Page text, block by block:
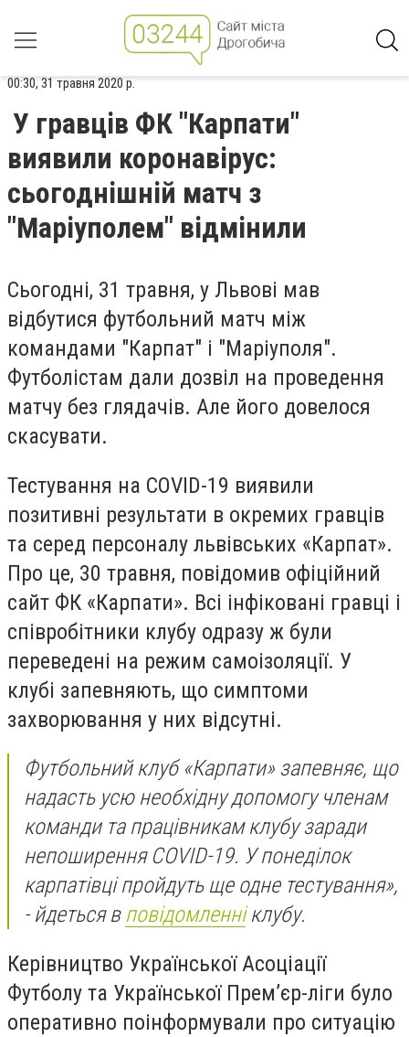
00:30, 31 травня 2020 р.
У гравців ФК "Карпати"
виявили коронавірус:
сьогоднішній матч з
"Маріуполем" відмінили
Сьогодні, 31 травня, у Львові мав
відбутися футбольний матч між
командами "Карпат" і "Маріуполя".
Футболістам дали дозвіл на проведення
матчу без глядачів. Але його довелося
скасувати.
Тестування на COVID-19 виявили
позитивні результати в окремих гравців
та серед персоналу львівських «Карпат».
Про це, 30 травня, повідомив офіційний
сайт ФК «Карпати». Всі інфіковані гравці і
співробітники клубу одразу ж були
переведені на режим самоізоляції. У
клубі запевняють, що симптоми
захворювання у них відсутні.
Футбольний клуб «Карпати» запевняє, що
надасть усю необхідну допомогу членам
команди та працівникам клубу заради
непоширення COVID-19. У понеділок
карпатівці пройдуть ще одне тестування»,
- йдеться в повідомленніклубу.
Керівництво Української Асоціації
Футболу та Української Прем’єр-ліги було
оперативно поінформували про ситуацію